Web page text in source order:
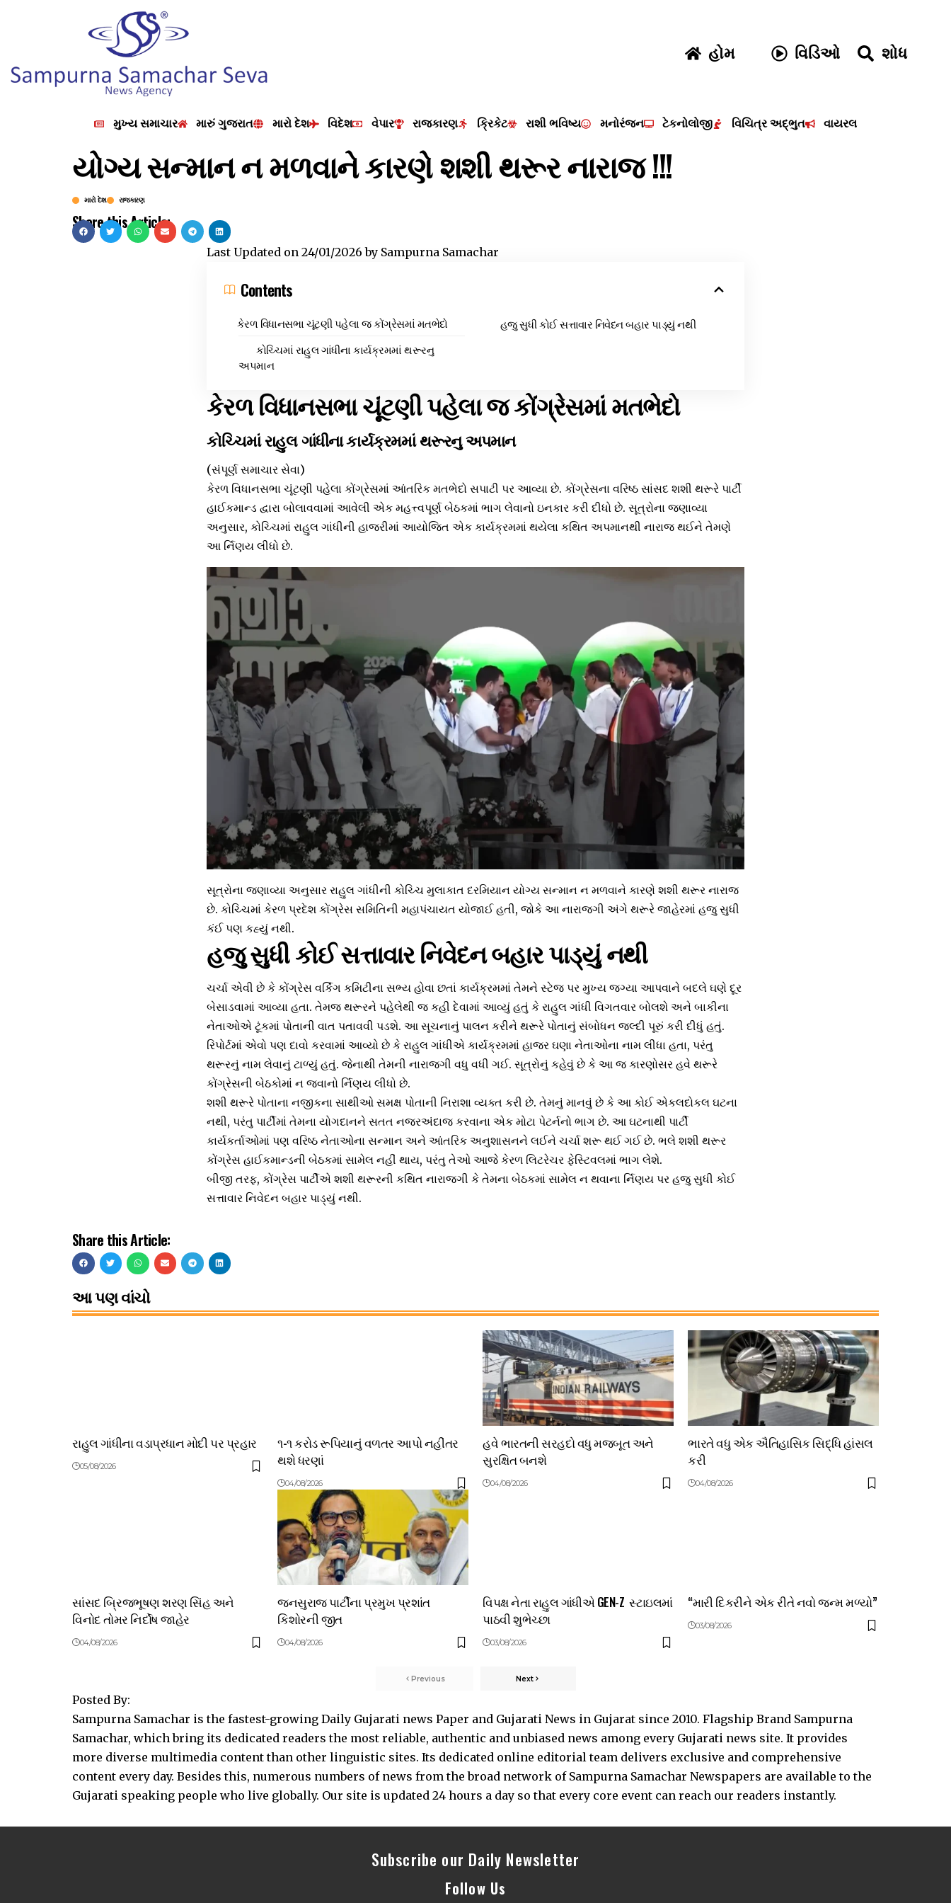
હોમ વિડિઓ શોધ
મુખ્ય સમાચાર મારું ગુજરાત મારો દેશ વિદેશ વેપાર રાજકારણ ક્રિકેટ રાશી ભવિષ્ય મનોરંજન ટેકનોલોજી વિચિત્ર અદ્ભુત વાયરલ
યોગ્ય સન્માન ન મળવાને કારણે શશી થરૂર નારાજ !!!
મારો દેશ રાજકારણ
Share this Article:
Last Updated on 24/01/2026 by Sampurna Samachar
Contents
કેરળ વિધાનસભા ચૂંટણી પહેલા જ કોંગ્રેસમાં મતભેદો
કોચ્ચિમાં રાહુલ ગાંધીના કાર્યક્રમમાં થરૂરનુ
અપમાન
હજુ સુધી કોઈ સત્તાવાર નિવેદન બહાર પાડ્યું નથી
કેરળ વિધાનસભા ચૂંટણી પહેલા જ કોંગ્રેસમાં મતભેદો
કોચ્ચિમાં રાહુલ ગાંધીના કાર્યક્રમમાં થરૂરનુ અપમાન
(સંપૂર્ણ સમાચાર સેવા)
કેરળ વિધાનસભા ચૂંટણી પહેલા કોંગ્રેસમાં આંતરિક મતભેદો સપાટી પર આવ્યા છે. કોંગ્રેસના વરિષ્ઠ સાંસદ શશી થરૂરે પાર્ટી
હાઈકમાન્ડ દ્વારા બોલાવવામાં આવેલી એક મહત્ત્વપૂર્ણ બેઠકમાં ભાગ લેવાનો ઇનકાર કરી દીધો છે. સૂત્રોના જણાવ્યા
અનુસાર, કોચ્ચિમાં રાહુલ ગાંધીની હાજરીમાં આયોજિત એક કાર્યક્રમમાં થયેલા કથિત અપમાનથી નારાજ થઈને તેમણે
આ ર્નિણય લીધો છે.
સૂત્રોના જણાવ્યા અનુસાર રાહુલ ગાંધીની કોચ્ચિ મુલાકાત દરમિયાન યોગ્ય સન્માન ન મળવાને કારણે શશી થરૂર નારાજ
છે. કોચ્ચિમાં કેરળ પ્રદેશ કોંગ્રેસ સમિતિની મહાપંચાયત યોજાઈ હતી, જોકે આ નારાજગી અંગે થરૂરે જાહેરમાં હજુ સુધી
કંઈ પણ કહ્યું નથી.
હજુ સુધી કોઈ સત્તાવાર નિવેદન બહાર પાડ્યું નથી
ચર્ચા એવી છે કે કોંગ્રેસ વર્કિંગ કમિટીના સભ્ય હોવા છતાં કાર્યક્રમમાં તેમને સ્ટેજ પર મુખ્ય જગ્યા આપવાને બદલે ઘણે દૂર
બેસાડવામાં આવ્યા હતા. તેમજ થરૂરને પહેલેથી જ કહી દેવામાં આવ્યું હતું કે રાહુલ ગાંધી વિગતવાર બોલશે અને બાકીના
નેતાઓએ ટૂંકમાં પોતાની વાત પતાવવી પડશે. આ સૂચનાનું પાલન કરીને થરૂરે પોતાનું સંબોધન જલ્દી પૂરું કરી દીધું હતું.
રિપોર્ટમાં એવો પણ દાવો કરવામાં આવ્યો છે કે રાહુલ ગાંધીએ કાર્યક્રમમાં હાજર ઘણા નેતાઓના નામ લીધા હતા, પરંતુ
થરૂરનું નામ લેવાનું ટાળ્યું હતું. જેનાથી તેમની નારાજગી વધુ વધી ગઈ. સૂત્રોનું કહેવું છે કે આ જ કારણોસર હવે થરૂરે
કોંગ્રેસની બેઠકોમાં ન જવાનો ર્નિણય લીધો છે.
શશી થરૂરે પોતાના નજીકના સાથીઓ સમક્ષ પોતાની નિરાશા વ્યક્ત કરી છે. તેમનું માનવું છે કે આ કોઈ એકલદોકલ ઘટના
નથી, પરંતુ પાર્ટીમાં તેમના યોગદાનને સતત નજરઅંદાજ કરવાના એક મોટા પેટર્નનો ભાગ છે. આ ઘટનાથી પાર્ટી
કાર્યકર્તાઓમાં પણ વરિષ્ઠ નેતાઓના સન્માન અને આંતરિક અનુશાસનને લઈને ચર્ચા શરૂ થઈ ગઈ છે. ભલે શશી થરૂર
કોંગ્રેસ હાઈકમાન્ડની બેઠકમાં સામેલ નહીં થાય, પરંતુ તેઓ આજે કેરળ લિટરેચર ફેસ્ટિવલમાં ભાગ લેશે.
બીજી તરફ, કોંગ્રેસ પાર્ટીએ શશી થરૂરની કથિત નારાજગી કે તેમના બેઠકમાં સામેલ ન થવાના ર્નિણય પર હજુ સુધી કોઈ
સત્તાવાર નિવેદન બહાર પાડ્યું નથી.
Share this Article:
આ પણ વાંચો
રાહુલ ગાંધીના વડાપ્રધાન મોદી પર પ્રહાર
05/08/2026
૧-૧ કરોડ રૂપિયાનું વળતર આપો નહીંતર
થશે ધરણાં
04/08/2026
હવે ભારતની સરહદો વધુ મજબૂત અને
સુરક્ષિત બનશે
04/08/2026
ભારતે વધુ એક ઐતિહાસિક સિદ્ધિ હાંસલ
કરી
04/08/2026
સાંસદ બ્રિજભૂષણ શરણ સિંહ અને
વિનોદ તોમર નિર્દોષ જાહેર
04/08/2026
જનસુરાજ પાર્ટીના પ્રમુખ પ્રશાંત
કિશોરની જીત
04/08/2026
વિપક્ષ નેતા રાહુલ ગાંધીએ GEN-Z સ્ટાઇલમાં
પાઠવી શુભેચ્છા
03/08/2026
“મારી દિકરીને એક રીતે નવો જન્મ મળ્યો”
03/08/2026
Previous Next
Posted By:
Sampurna Samachar is the fastest-growing Daily Gujarati news Paper and Gujarati News in Gujarat since 2010. Flagship Brand Sampurna
Samachar, which bring its dedicated readers the most reliable, authentic and unbiased news among every Gujarati news site. It provides
more diverse multimedia content than other linguistic sites. Its dedicated online editorial team delivers exclusive and comprehensive
content every day. Besides this, numerous numbers of news from the broad network of Sampurna Samachar Newspapers are available to the
Gujarati speaking people who live globally. Our site is updated 24 hours a day so that every core event can reach our readers instantly.
Subscribe our Daily Newsletter
Follow Us